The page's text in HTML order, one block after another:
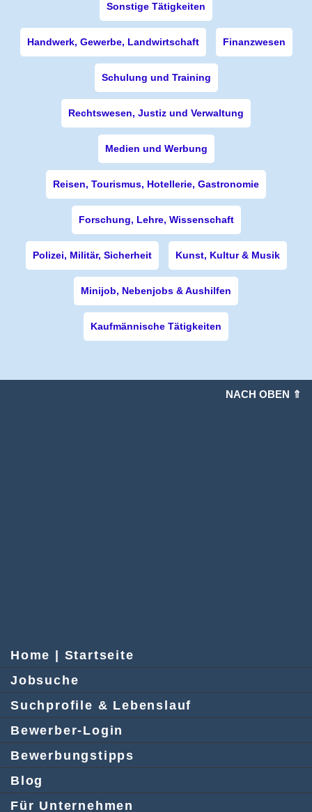
Sonstige Tätigkeiten
Handwerk, Gewerbe, Landwirtschaft Finanzwesen
Schulung und Training
Rechtswesen, Justiz und Verwaltung
Medien und Werbung
Reisen, Tourismus, Hotellerie, Gastronomie
Forschung, Lehre, Wissenschaft
Polizei, Militär, Sicherheit Kunst, Kultur & Musik
Minijob, Nebenjobs & Aushilfen
Kaufmännische Tätigkeiten
NACH OBEN ⇑
Home | Startseite
Jobsuche
Suchprofile & Lebenslauf
Bewerber-Login
Bewerbungstipps
Blog
Für Unternehmen